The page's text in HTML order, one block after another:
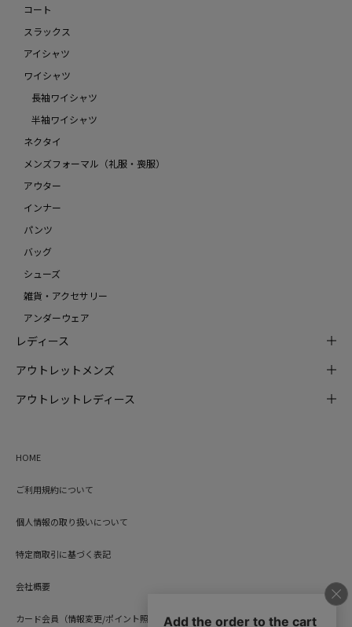
コート
スラックス
アイシャツ
ワイシャツ
長袖ワイシャツ
半袖ワイシャツ
ネクタイ
メンズフォーマル（礼服・喪服）
アウター
インナー
パンツ
バッグ
シューズ
雑貨・アクセサリー
アンダーウェア
レディース
アウトレットメンズ
アウトレットレディース
HOME
ご利用規約について
個人情報の取り扱いについて
特定商取引に基づく表記
会社概要
カード会員（情報変更/ポイント照会）